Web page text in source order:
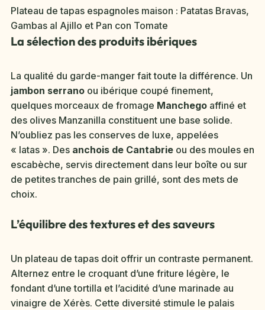
Plateau de tapas espagnoles maison : Patatas Bravas,
Gambas al Ajillo et Pan con Tomate
La sélection des produits ibériques
La qualité du garde-manger fait toute la différence. Un
jambon serrano ou ibérique coupé finement,
quelques morceaux de fromage Manchego affiné et
des olives Manzanilla constituent une base solide.
N’oubliez pas les conserves de luxe, appelées
« latas ». Des anchois de Cantabrie ou des moules en
escabèche, servis directement dans leur boîte ou sur
de petites tranches de pain grillé, sont des mets de
choix.
L’équilibre des textures et des saveurs
Un plateau de tapas doit offrir un contraste permanent.
Alternez entre le croquant d’une friture légère, le
fondant d’une tortilla et l’acidité d’une marinade au
vinaigre de Xérès. Cette diversité stimule le palais